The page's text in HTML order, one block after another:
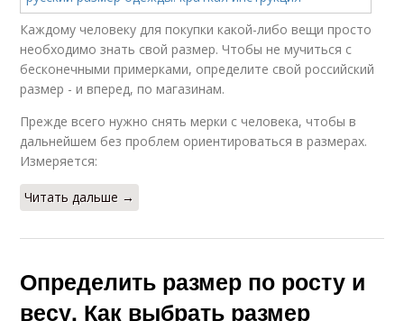
Каждому человеку для покупки какой-либо вещи просто
необходимо знать свой размер. Чтобы не мучиться с
бесконечными примерками, определите свой российский
размер - и вперед, по магазинам.
Прежде всего нужно снять мерки с человека, чтобы в
дальнейшем без проблем ориентироваться в размерах.
Измеряется:
Читать дальше →
Определить размер по росту и
весу. Как выбрать размер